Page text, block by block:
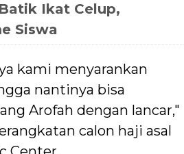
Ikat Celup,
Siswa
kami menyarankan
nantinya bisa
Arofah dengan lancar,"
calon haji asal